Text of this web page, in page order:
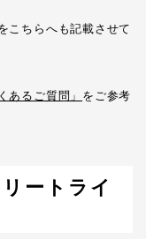
こちらへも記載させて
あるご質問」 をご参考
ートライ